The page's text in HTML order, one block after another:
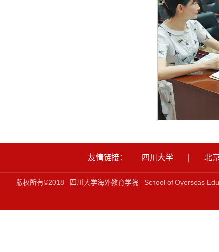
友情链接： 四川大学 北
版权所有©2018 四川大学海外教育学院 School of Overseas